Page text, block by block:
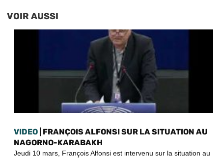
VOIR AUSSI
VIDEO | FRANÇOIS ALFONSI SUR LA SITUATION AU
NAGORNO-KARABAKH
Jeudi 10 mars, François Alfonsi est intervenu sur la situation au